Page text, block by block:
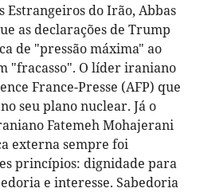
Estrangeiros do Irão, Abbas
as declarações de Trump
de "pressão máxima" ao
"fracasso". O líder iraniano
France-Presse (AFP) que
seu plano nuclear. Já o
Fatemeh Mohajerani
externa sempre foi
princípios: dignidade para
e interesse. Sabedoria